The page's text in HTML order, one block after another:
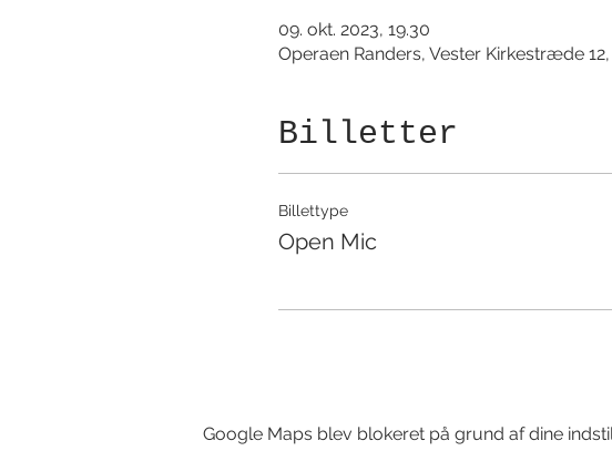
09. okt. 2023, 19.30
Operaen Randers, Vester Kirkestræde
Billetter
Billettype
Open Mic
Google Maps blev blokeret på grund af dine